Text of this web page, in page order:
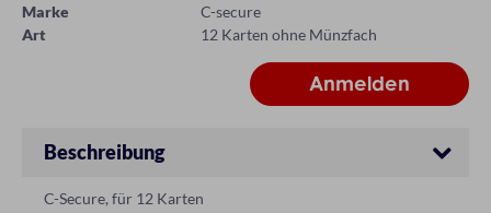
Marke
C-secure
Art
12 Karten ohne Münzfach
Beschreibung
C-Secure, für 12 Karten